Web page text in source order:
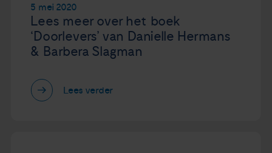
Agenda
Over ons
Zorgverleners
5 mei 2020
Lees meer over het boek
‘Doorlevers’ van Danielle Hermans
& Barbera Slagman
Lees verder